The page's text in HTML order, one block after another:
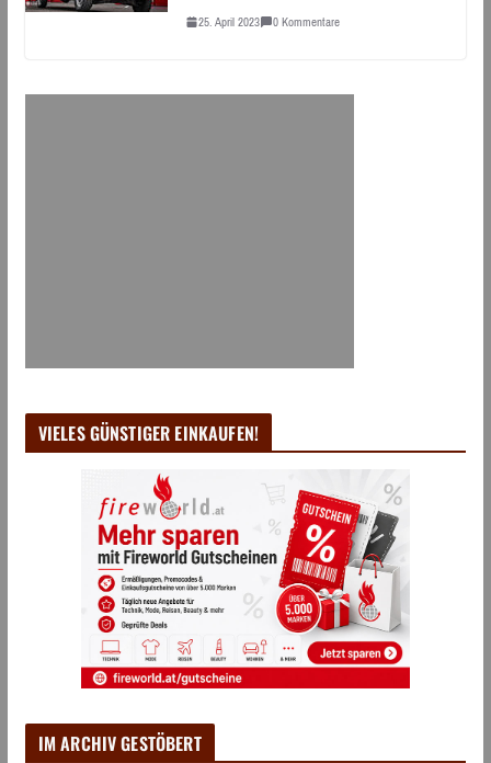
25. April 2023 0 Kommentare
VIELES GÜNSTIGER EINKAUFEN!
IM ARCHIV GESTÖBERT